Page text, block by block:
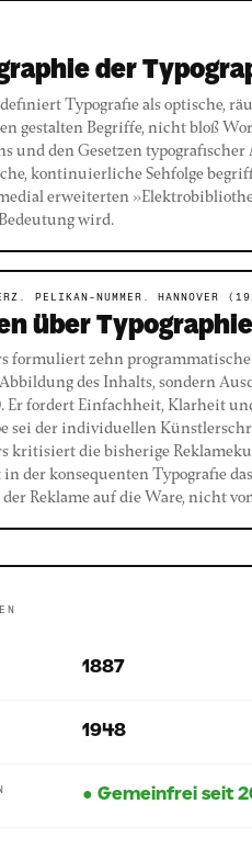
der
definiert Typografie als optische,
gestalten Begriffe, nicht bloß
und den Gesetzen
kontinuierliche Sehfolge
erweiterten
wird.
PELIKAN-NUMMER. HANNOVER
über Typographie
formuliert zehn
des Inhalts, sondern
Er fordert Einfachheit, Klarheit
sei der individuellen
kritisiert die bisherige
der konsequenten Typografie
Reklame auf die Ware, nicht
1887
1948
● Gemeinfrei seit